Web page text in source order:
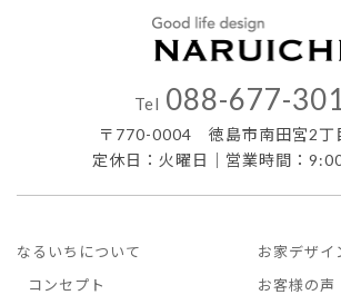
Tel 088-677-
〒770-0004 徳島市南田宮2丁
定休日：火曜日｜営業時間：
なるいちについて
コンセプト
お家デザイ
お客様の声